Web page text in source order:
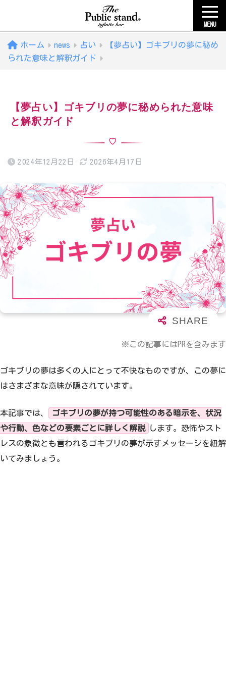
MENU
ホーム news 占い
【夢占い】ゴキブリの夢に秘め
られた意味と解釈ガイド
【夢占い】ゴキブリの夢に秘められた意味
と解釈ガイド
2024年12月22日 2026年4月17日
※この記事にはPRを含みます
ゴキブリの夢は多くの人にとって不快なものですが、この夢に
はさまざまな意味が隠されています。
本記事では、
ゴキブリの夢が持つ可能性のある暗示を、状況
や行動、色などの要素ごとに詳しく解説
します。恐怖やスト
レスの象徴とも言われるゴキブリの夢が示すメッセージを紐解
いてみましょう。